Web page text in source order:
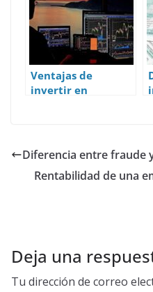
Ventajas de
invertir en
Diferencia entre fraude
Rentabilidad de una
Deja una
Tu dirección de correo